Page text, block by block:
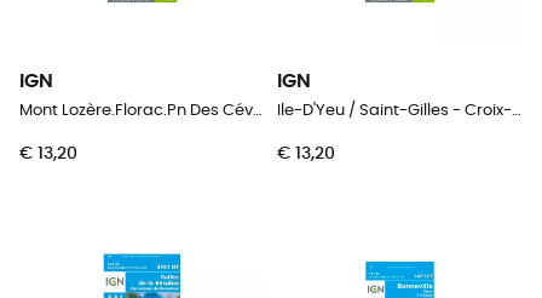
IGN
Mont Lozère.Florac.Pn Des Cévennes
€ 13,20
IGN
Ile-D'Yeu / Saint-Gilles - Croix-De-Vie
€ 13,20